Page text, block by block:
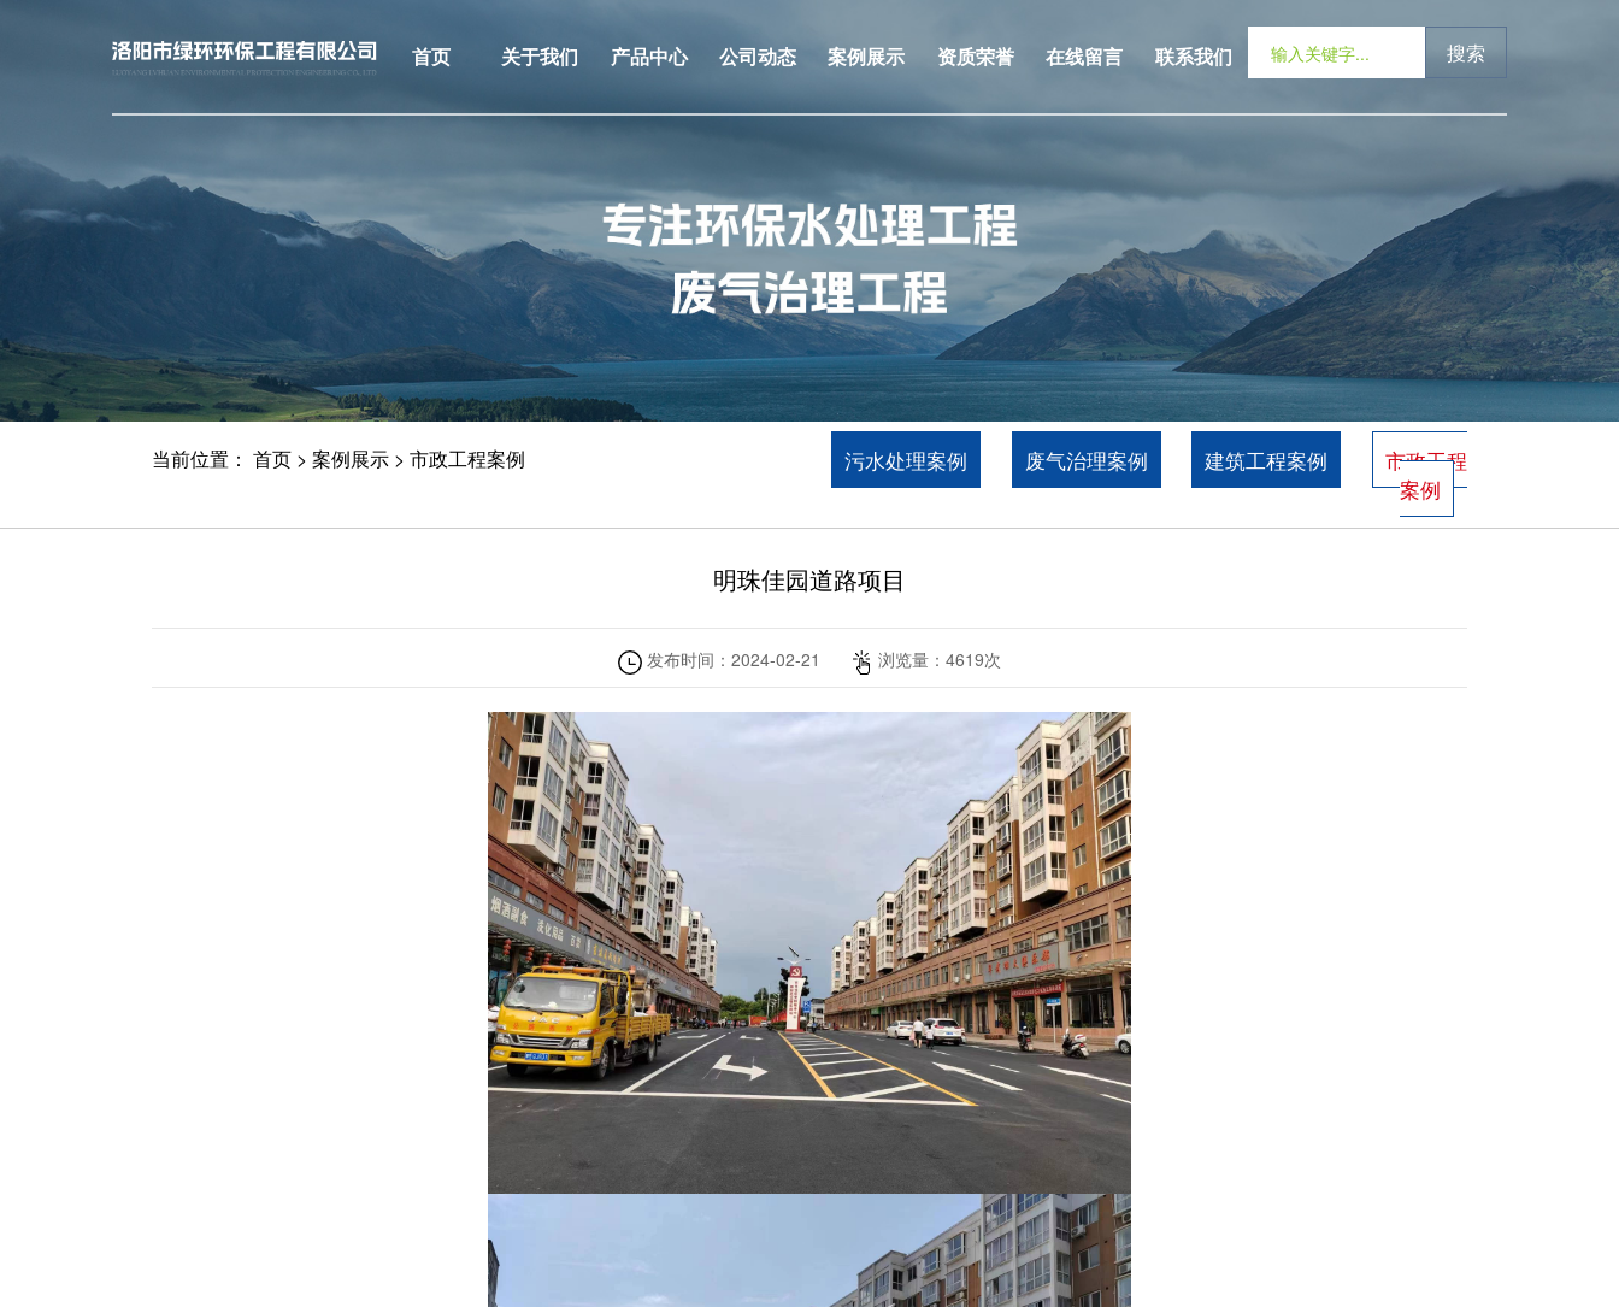
首页 关于我们 产品中心 公司动态 案例展示 资质荣誉 在线留言 联系我们 搜索
当前位置： 首页> 案例展示> 市政工程案例 污水处理案例 废气治理案例 建筑工程案例
市政工程
案例
明珠佳园道路项目
发布时间： 2024-02-21 浏览量： 4619次